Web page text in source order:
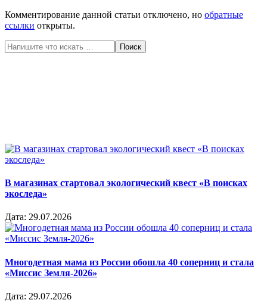
Комментирование данной статьи отключено, но обратные
ссылки открыты.
Поиск
В магазинах стартовал экологический квест «В поисках
экоследа»
Дата: 29.07.2026
Многодетная мама из России обошла 40 соперниц и стала
«Миссис Земля-2026»
Дата: 29.07.2026